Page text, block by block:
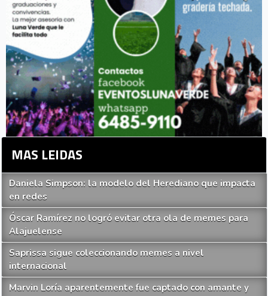
MAS LEIDAS
Daniela Simpson: la modelo del Herediano que impacta
en redes
Óscar Ramírez no logró evitar otra ola de memes para
Alajuelense